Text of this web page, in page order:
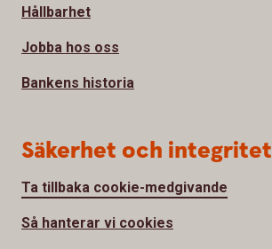
Hållbarhet
Jobba hos oss
Bankens historia
Säkerhet och integritet
Ta tillbaka cookie-medgivande
Så hanterar vi cookies